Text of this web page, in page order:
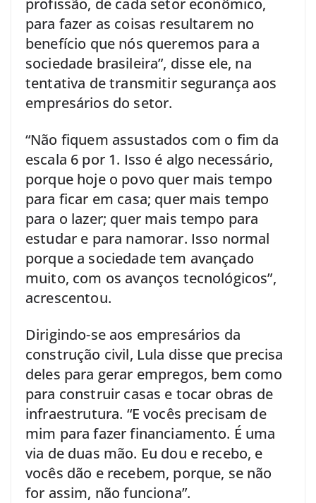
para fazer as coisas resultarem no
benefício que nós queremos para a
sociedade brasileira”, disse ele, na
tentativa de transmitir segurança aos
empresários do setor.
“Não fiquem assustados com o fim da
escala 6 por 1. Isso é algo necessário,
porque hoje o povo quer mais tempo
para ficar em casa; quer mais tempo
para o lazer; quer mais tempo para
estudar e para namorar. Isso normal
porque a sociedade tem avançado
muito, com os avanços tecnológicos”,
acrescentou.
Dirigindo-se aos empresários da
construção civil, Lula disse que precisa
deles para gerar empregos, bem como
para construir casas e tocar obras de
infraestrutura. “E vocês precisam de
mim para fazer financiamento. É uma
via de duas mão. Eu dou e recebo, e
vocês dão e recebem, porque, se não
for assim, não funciona”.